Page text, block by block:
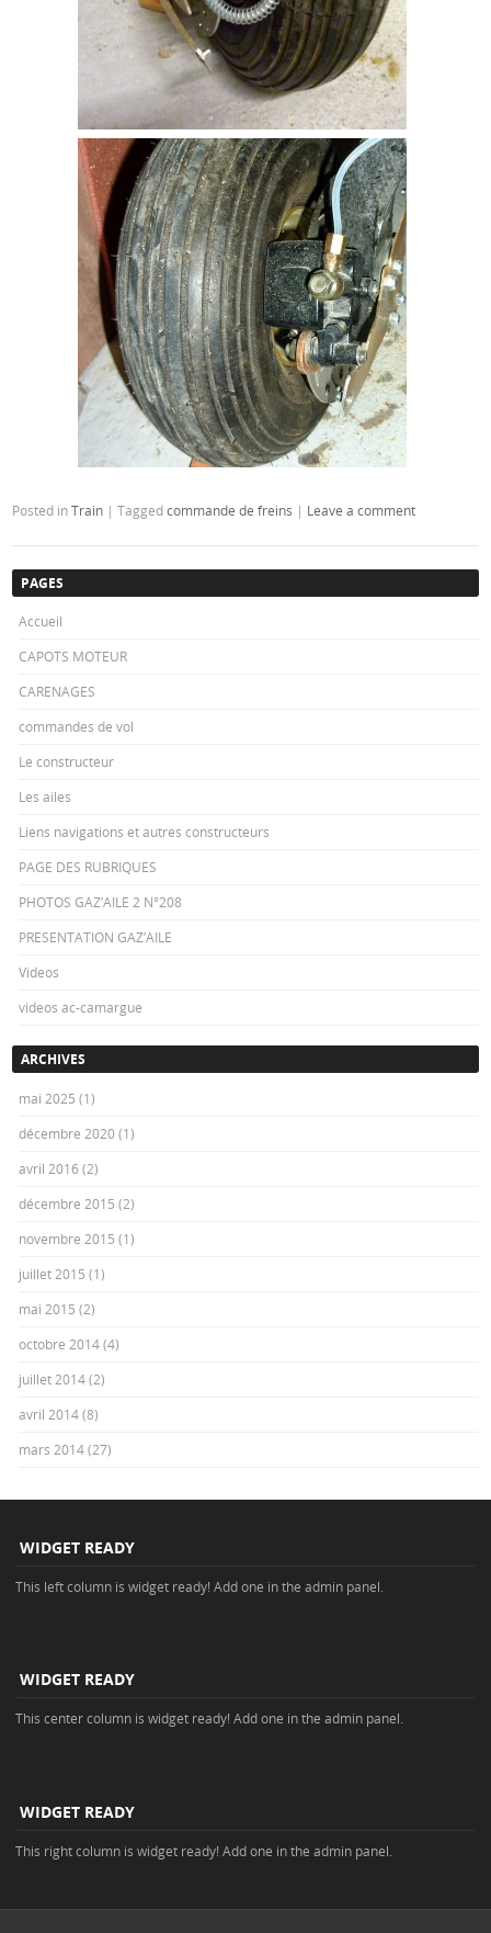
Posted inTrain |Taggedcommande de freins | Leave a comment
PAGES
Accueil
CAPOTS MOTEUR
CARENAGES
commandes de vol
Le constructeur
Les ailes
Liens navigations et autres constructeurs
PAGE DES RUBRIQUES
PHOTOS GAZ’AILE 2 N°208
PRESENTATION GAZ’AILE
Videos
videos ac-camargue
ARCHIVES
mai 2025 (1)
décembre 2020(1)
avril 2016 (2)
décembre 2015 (2)
novembre 2015 (1)
juillet 2015 (1)
mai 2015 (2)
octobre 2014(4)
juillet 2014(2)
avril 2014(8)
mars 2014(27)
WIDGET READY
This left column is widget ready! Add one in the admin panel.
WIDGET READY
This center column is widget ready! Add one in the admin panel.
WIDGET READY
This right column is widget ready! Add one in the admin panel.